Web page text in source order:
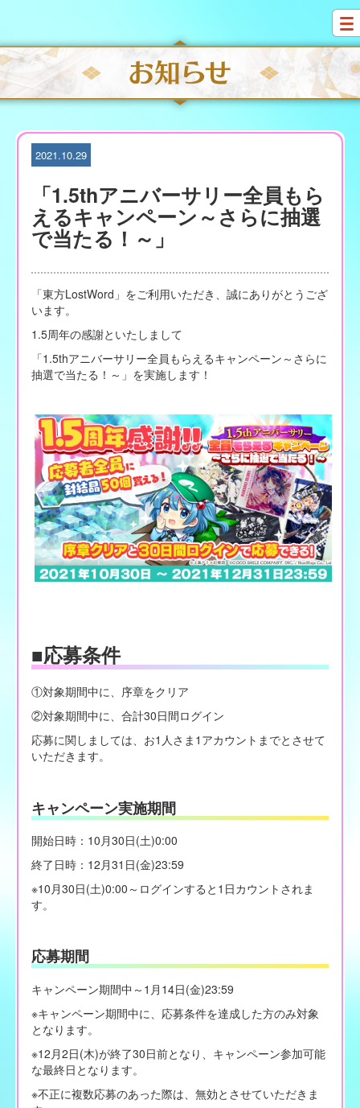
i
p
t
o
c
2021.10.29
「1.5thアニバーサリー全員もら
えるキャンペーン～さらに抽選
で当たる！～」
「東方LostWord」をご利用いただき、誠にありがとうござ
います。
1.5周年の感謝といたしまして
「1.5thアニバーサリー全員もらえるキャンペーン～さらに
抽選で当たる！～」を実施します！
■応募条件
①対象期間中に、序章をクリア
②対象期間中に、合計30日間ログイン
応募に関しましては、お1人さま1アカウントまでとさせて
いただきます。
キャンペーン実施期間
開始日時：10月30日(土)0:00
終了日時：12月31日(金)23:59
※10月30日(土)0:00～ログインすると1日カウントされま
す。
応募期間
キャンペーン期間中～1月14日(金)23:59
※キャンペーン期間中に、応募条件を達成した方のみ対象
となります。
※12月2日(木)が終了30日前となり、キャンペーン参加可能
な最終日となります。
※不正に複数応募のあった際は、無効とさせていただきま